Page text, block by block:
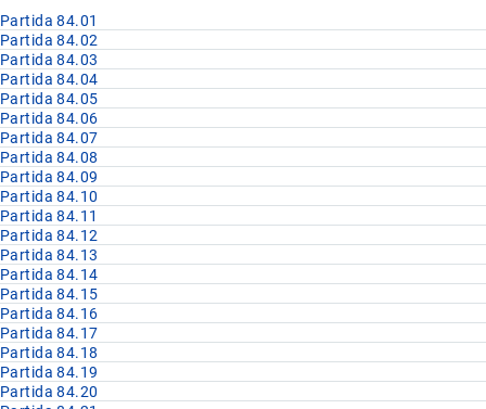
Partida 84.01
Partida 84.02
Partida 84.03
Partida 84.04
Partida 84.05
Partida 84.06
Partida 84.07
Partida 84.08
Partida 84.09
Partida 84.10
Partida 84.11
Partida 84.12
Partida 84.13
Partida 84.14
Partida 84.15
Partida 84.16
Partida 84.17
Partida 84.18
Partida 84.19
Partida 84.20